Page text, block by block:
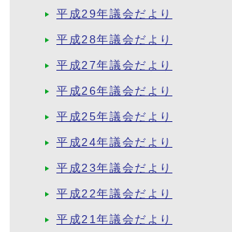
平成29年議会だより
平成28年議会だより
平成27年議会だより
平成26年議会だより
平成25年議会だより
平成24年議会だより
平成23年議会だより
平成22年議会だより
平成21年議会だより